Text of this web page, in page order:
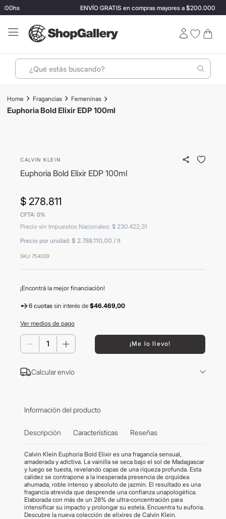
ENVÍO GRATIS en compras mayores a $200.000
¿Qué estás buscando?
Fragancias Femeninas
Euphoria Bold Elixir EDP 100ml
CALVIN KLEIN
Euphoria Bold Elixir EDP 100ml
$ 278.811
CFTA: 0%
Precio sin Impuestos Nacionales: $ 230.422 31
Precio por unidad: $ 2.788.110,00 / lt
SKU:754039
¡Encontrá la mejor financiación!
6 cuotas sin interésde $46.469,00
Ver medios de pago
＋
－ ¡Me lo llevo!
Calcular envío
Información del producto
Descripción Características Reseñas
Calvin Klein Euphoria Bold Elixir es una fragancia sensual,
amaderada y adictiva. La vainilla se seca bajo el sol de Madagascar
y luego se tuesta, revelando capas de una riqueza profunda. Esta
calidez se contrapone a la inesperada presencia de orquídea
ahumada, roble intenso y absoluto de jazmín. El resultado es una
fragancia atrevida que desprende una confianza unapologética.
Elaborada con más de un 28% de ultra‑concentración para
intensificar su impacto y prolongar su estela. Encuentra tu euforia.
Descubre la nueva colección de elixires de Calvin Klein.
1. perfumes
4. termo stanley
6. vino
7
mochila
10. termo